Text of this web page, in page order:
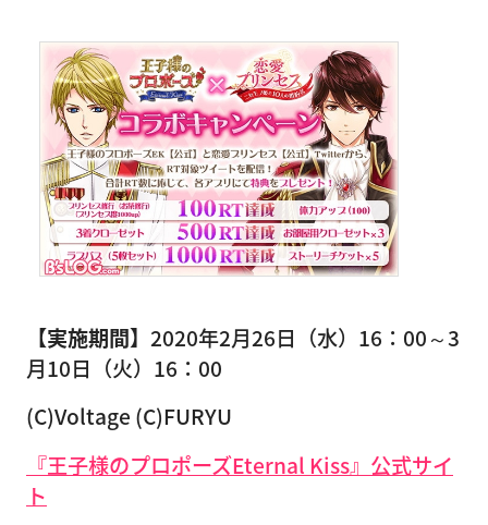
【実施期間】 2020年2月26日（水）16：00～3
月10日（火）16：00
(C)Voltage (C)FURYU
『王子様のプロポーズEternal Kiss』公式サイ
ト